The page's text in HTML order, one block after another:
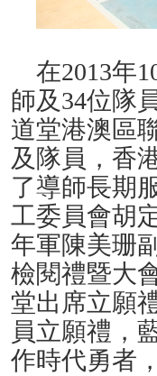
在2013年
師及34位隊
道堂港澳區
及隊員，香
了導師長期
工委員會胡
年軍陳美珊
檢閱禮暨大
堂出席立願
員立願禮，
作時代勇者